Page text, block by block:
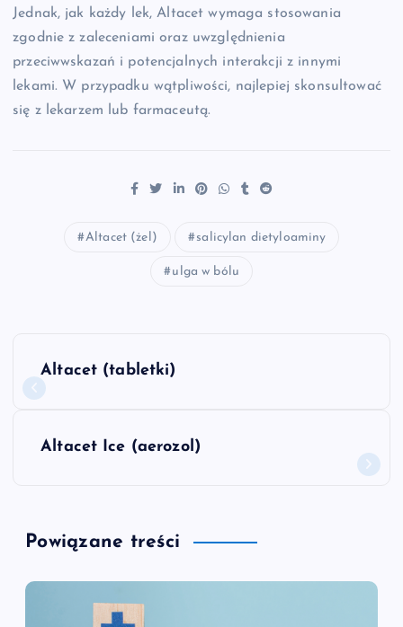
Jednak, jak każdy lek, Altacet wymaga stosowania
zgodnie z zaleceniami oraz uwzględnienia
przeciwwskazań i potencjalnych interakcji z innymi
lekami. W przypadku wątpliwości, najlepiej skonsultować
się z lekarzem lub farmaceutą.
Altacet (żel) salicylan dietyloaminy
ulga w bólu
a
g
a
Altacet (tabletki)
Altacet Ice (aerozol)
Powiązane treści